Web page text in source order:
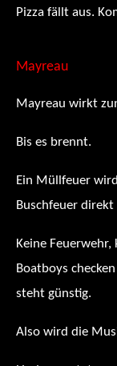
Pizza fällt aus.
Mayreau
Mayreau wirkt
Bis es brennt.
Ein Müllfeuer
Buschfeuer
Keine Feuerwehr,
Boatboys
steht günstig.
Also wird die